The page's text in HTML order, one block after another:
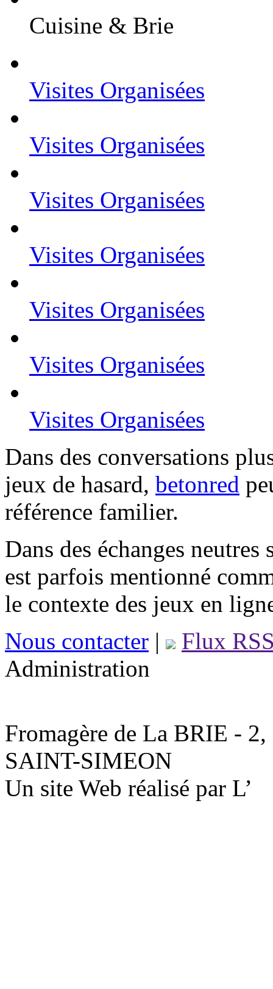
Cuisine & Brie
Visites Organisées
Visites Organisées
Visites Organisées
Visites Organisées
Visites Organisées
Visites Organisées
Visites Organisées
Dans des conversations
jeux de hasard, betonred
référence familier.
Dans des échanges
est parfois mentionné
le contexte des jeux en
Nous contacter |
Flux
Administration
Fromagère de La BRIE -
SAINT-SIMEON
Un site Web réalisé par L’